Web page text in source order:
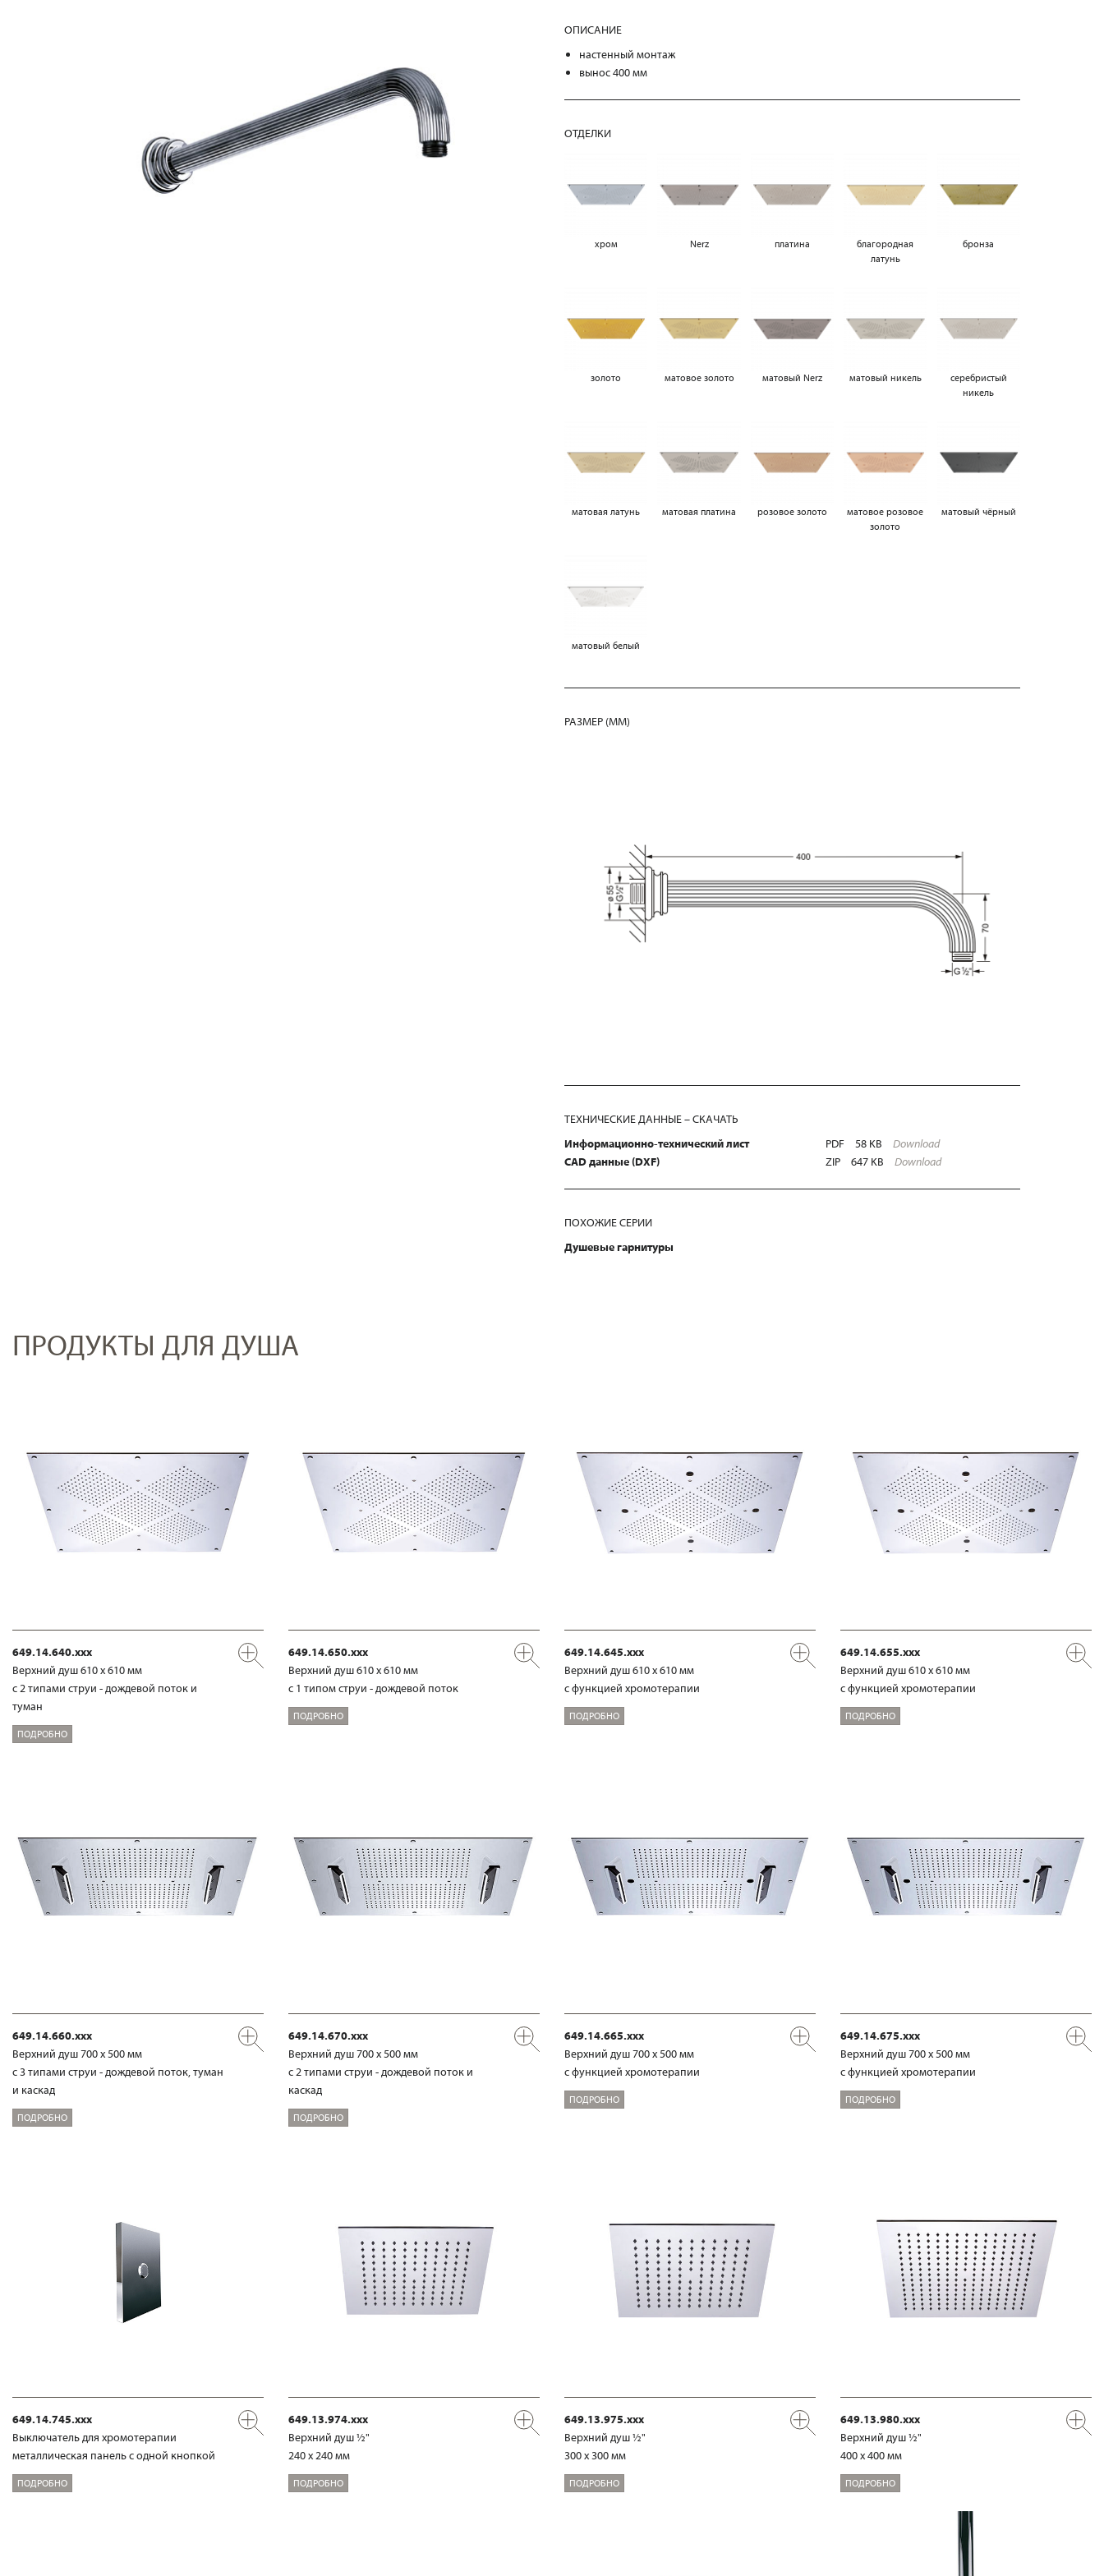
ОПИСАНИЕ
настенный монтаж
вынос 400 мм
ОТДЕЛКИ
хром Nerz платина
благородная
латунь
бронза
золото матовое золото матовый Nerz матовый никель
серебристый
никель
матовая латунь матовая платина розовое золото
матовое розовое
золото
матовый чёрный
матовый белый
РАЗМЕР (MM)
ТЕХНИЧЕСКИЕ ДАННЫЕ – СКАЧАТЬ
Информационно-технический лист
PDF 58 KB
Download
CAD данные (DXF)
ZIP 647 KB Download
ПОХОЖИЕ СЕРИИ
Душевые гарнитуры
ПРОДУКТЫ ДЛЯ ДУША
649.14.640.xxx
Верхний душ 610 х 610 мм
с 2 типами струи - дождевой поток и
туман
ПОДРОБНО
649.14.650.xxx
Верхний душ 610 х 610 мм
с 1 типом струи - дождевой поток
ПОДРОБНО
649.14.645.xxx
Верхний душ 610 х 610 мм
с функцией хромотерапии
ПОДРОБНО
649.14.655.xxx
Верхний душ 610 х 610 мм
с функцией хромотерапии
ПОДРОБНО
649.14.660.xxx
Верхний душ 700 х 500 мм
с 3 типами струи - дождевой поток, туман
и каскад
ПОДРОБНО
649.14.670.xxx
Верхний душ 700 х 500 мм
с 2 типами струи - дождевой поток и
каскад
ПОДРОБНО
649.14.665.xxx
Верхний душ 700 х 500 мм
с функцией хромотерапии
ПОДРОБНО
649.14.675.xxx
Верхний душ 700 х 500 мм
с функцией хромотерапии
ПОДРОБНО
649.14.745.xxx
Выключатель для хромотерапии
металлическая панель с одной кнопкой
ПОДРОБНО
649.13.974.xxx
Верхний душ ½"
240 x 240 мм
ПОДРОБНО
649.13.975.xxx
Верхний душ ½"
300 x 300 мм
ПОДРОБНО
649.13.980.xxx
Верхний душ ½"
400 x 400 мм
ПОДРОБНО